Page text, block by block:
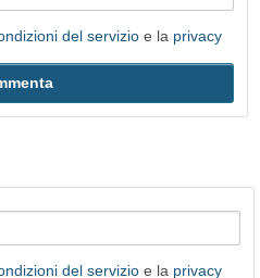
del servizio e la privacy
del servizio e la privacy